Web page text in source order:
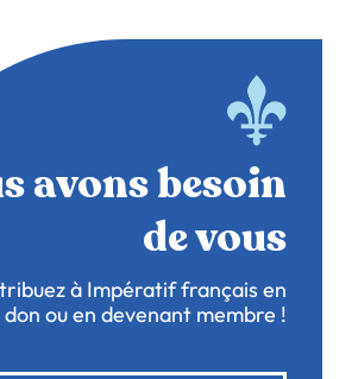
avons besoin
de vous
à Impératif français en
ou en devenant membre !